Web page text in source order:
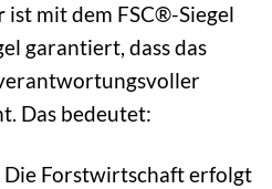
ist mit dem FSC®-Siegel
garantiert, dass das
Das bedeutet:
Die Forstwirtschaft erfolgt